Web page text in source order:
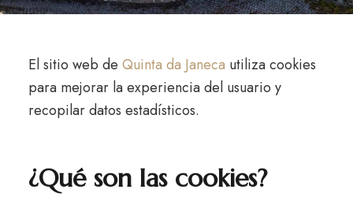
El sitio web de Quinta da Janeca utiliza cookies
para mejorar la experiencia del usuario y
recopilar datos estadísticos.
¿Qué son las cookies?